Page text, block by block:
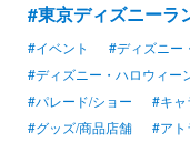
#東京ディズニーラ
#イベント #ディズニー
#ディズニー・ハロウィー
#パレード/ショー
#キャ
#グッズ/商品店舗
#アト